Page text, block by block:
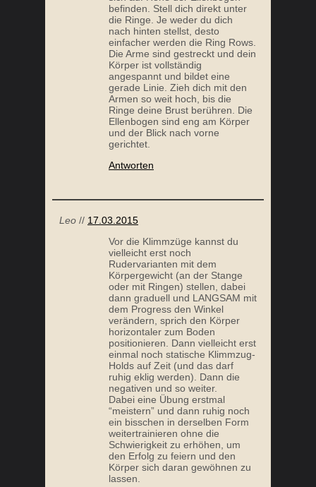
RESISTENTE STÄRKE – NAHRUNG FÜR DEINEN
DARM
befinden. Stell dich direkt unter
die Ringe. Je weder du dich
nach hinten stellst, desto
einfacher werden die Ring Rows.
Die Arme sind gestreckt und dein
Körper ist vollständig
angespannt und bildet eine
gerade Linie. Zieh dich mit den
Armen so weit hoch, bis die
Ringe deine Brust berühren. Die
Ellenbogen sind eng am Körper
und der Blick nach vorne
gerichtet.
Antworten
Leo // 17.03.2015
Vor die Klimmzüge kannst du
vielleicht erst noch
Rudervarianten mit dem
Körpergewicht (an der Stange
oder mit Ringen) stellen, dabei
dann graduell und LANGSAM mit
dem Progress den Winkel
verändern, sprich den Körper
horizontaler zum Boden
positionieren. Dann vielleicht erst
einmal noch statische Klimmzug-
Holds auf Zeit (und das darf
ruhig eklig werden). Dann die
negativen und so weiter.
Dabei eine Übung erstmal
“meistern” und dann ruhig noch
ein bisschen in derselben Form
weitertrainieren ohne die
Schwierigkeit zu erhöhen, um
den Erfolg zu feiern und den
Körper sich daran gewöhnen zu
lassen.